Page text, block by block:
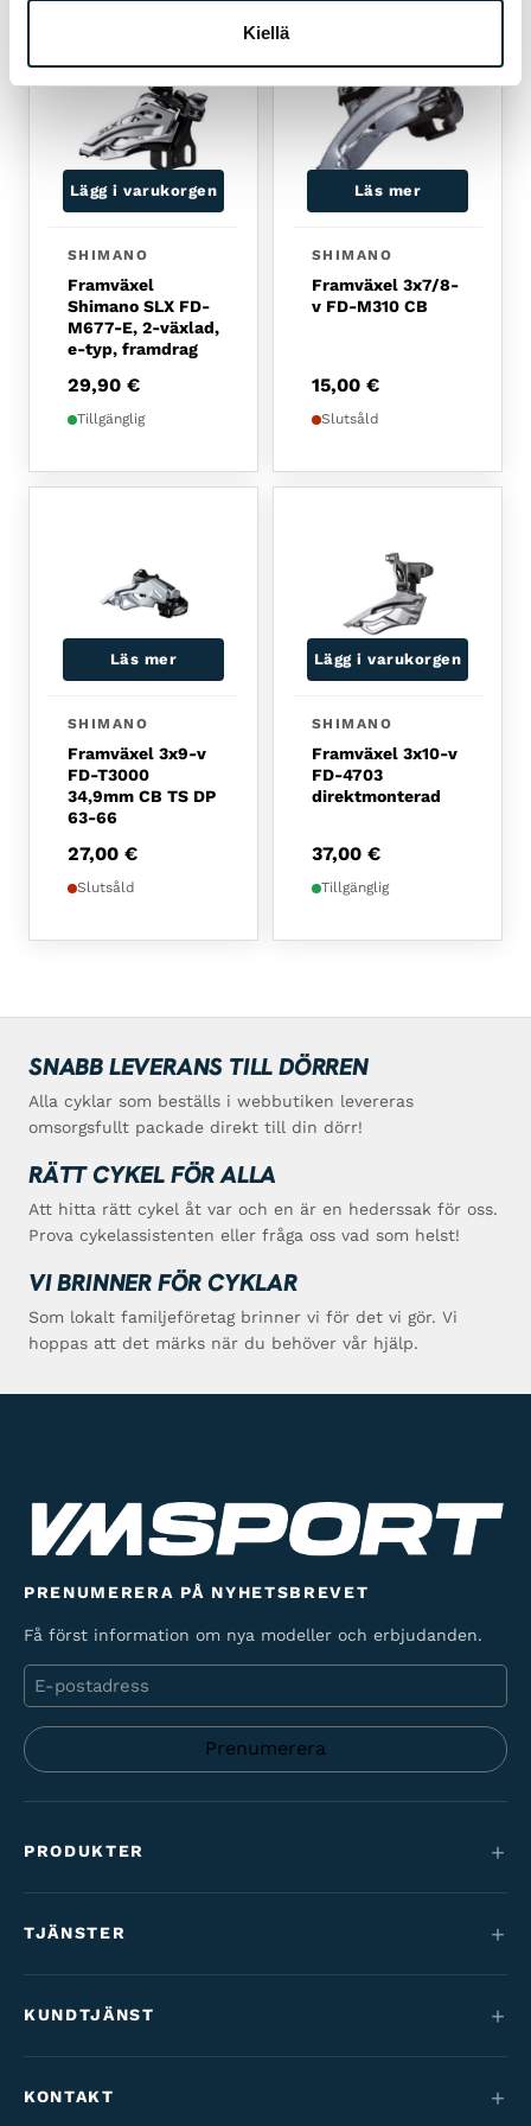
Kiellä
Lägg i varukorgen
SHIMANO
Framväxel
Shimano SLX FD-
M677-E, 2-växlad,
e-typ, framdrag
29,90 €
Tillgänglig
Läs mer
SHIMANO
Framväxel 3x7/8-
v FD-M310 CB
15,00 €
Slutsåld
Läs mer
SHIMANO
Framväxel 3x9-v
FD-T3000
34,9mm CB TS DP
63-66
27,00 €
Slutsåld
Lägg i varukorgen
SHIMANO
Framväxel 3x10-v
FD-4703
direktmonterad
37,00 €
Tillgänglig
SNABB LEVERANS TILL DÖRREN
Alla cyklar som beställs i webbutiken levereras
omsorgsfullt packade direkt till din dörr!
RÄTT CYKEL FÖR ALLA
Att hitta rätt cykel åt var och en är en hederssak för oss.
Prova cykelassistenten eller fråga oss vad som helst!
VI BRINNER FÖR CYKLAR
Som lokalt familjeföretag brinner vi för det vi gör. Vi
hoppas att det märks när du behöver vår hjälp.
PRENUMERERA PÅ NYHETSBREVET
Få först information om nya modeller och erbjudanden.
E-
post
PRODUKTER
Maantie & gravel
Barncyklar
Varaosat & tarvikkeet
TJÄNSTER
Cykelförmån
KUNDTJÄNST
KONTAKT